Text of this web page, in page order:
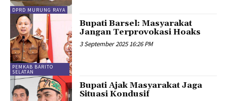
DPRD MURUNG RAYA
PEMKAB BARITO
SELATAN
Bupati Barsel: Masyarakat
Jangan Terprovokasi Hoaks
3 September 2025 16:26 PM
Bupati Ajak Masyarakat Jaga
Situasi Kondusif